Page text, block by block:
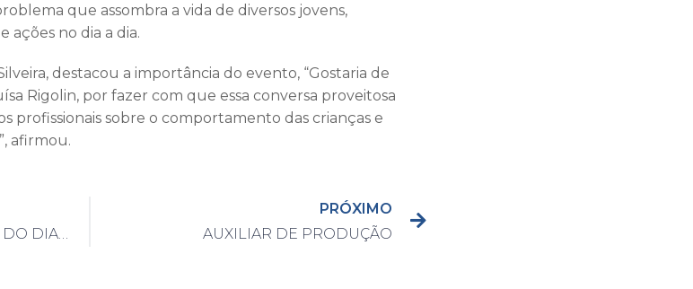
que assombra a vida de diversos jovens,
no dia a dia.
destacou a importância do evento, “Gostaria de
Rigolin, por fazer com que essa conversa proveitosa
profissionais sobre o comportamento das crianças e
afirmou.
BOLETIM EPIDEMIOLÓGICO DO DIA 25/05/2021
PRÓXIMO
AUXILIAR DE PRODUÇÃO